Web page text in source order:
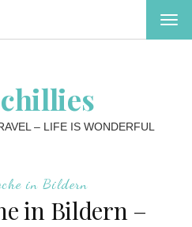
– LIFE IS WONDERFUL
in Bildern
in Bildern –